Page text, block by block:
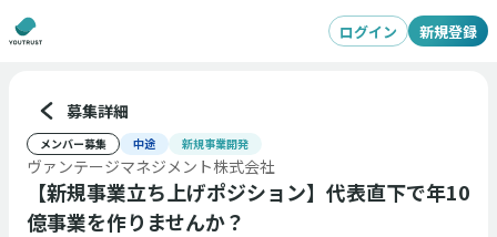
ログイン 新規登録
募集詳細
メンバー募集 中途 新規事業開発
ヴァンテージマネジメント株式会社
【新規事業立ち上げポジション】代表直下で年10
億事業を作りませんか？